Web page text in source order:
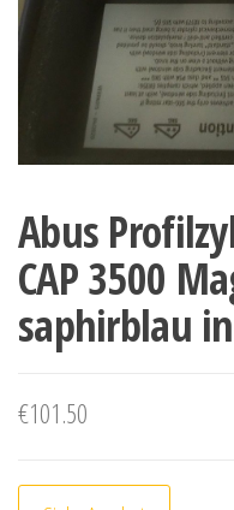
Abus
CAP 3500
saphirblau
€101.50